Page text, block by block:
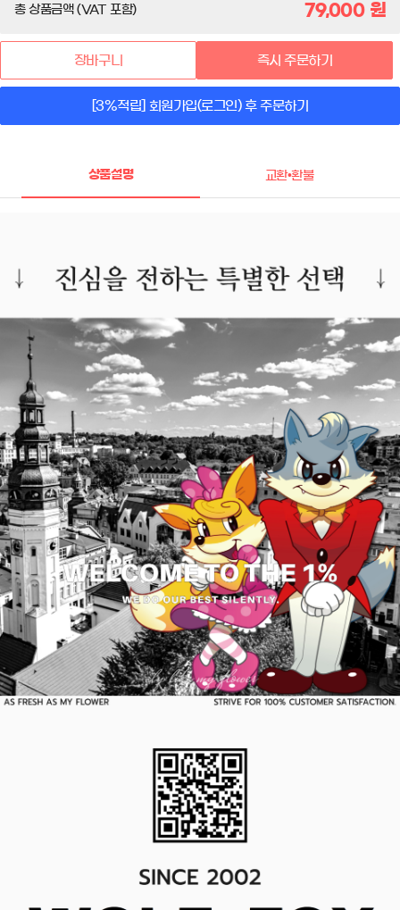
총 상품금액 (VAT 포함) 79,000원
장바구니 즉시 주문하기
[3%적립] 회원가입(로그인) 후 주문하기
상품설명 교환•환불